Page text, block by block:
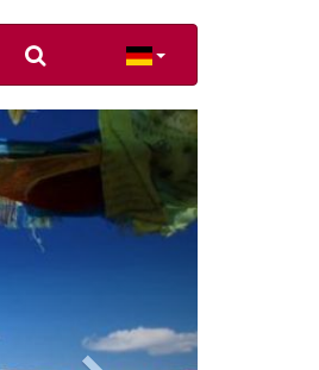
Next